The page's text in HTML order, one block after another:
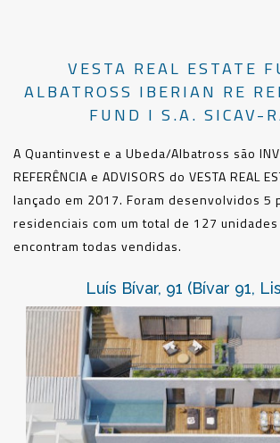
VESTA REAL ESTATE
ALBATROSS IBERIAN RE
FUND I S.A. SICAV-
A Quantinvest e a Ubeda/Albatross são
REFERÊNCIA e ADVISORS do VESTA REAL
lançado em 2017. Foram desenvolvidos 5
residenciais com um total de 127
encontram todas vendidas.
Luís Bívar, 91 (Bívar 91,